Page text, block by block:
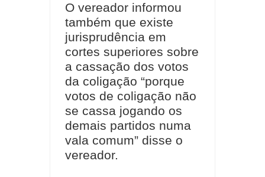
O vereador informou
também que existe
jurisprudência em
cortes superiores sobre
a cassação dos votos
da coligação “porque
votos de coligação não
se cassa jogando os
demais partidos numa
vala comum” disse o
vereador.